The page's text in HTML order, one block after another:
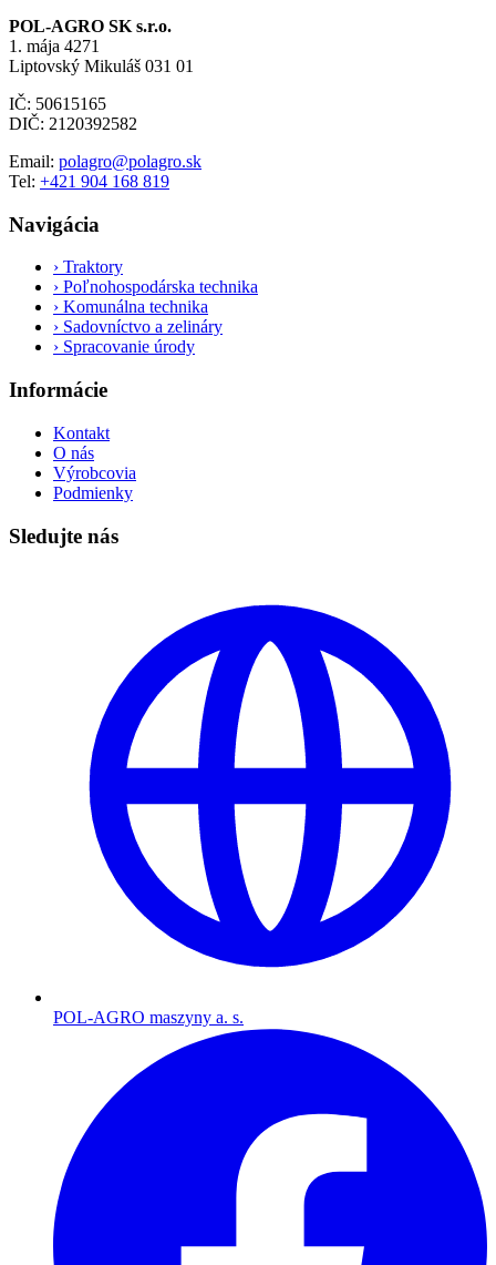
POL-AGRO SK s.r.o.
1. mája 4271
Liptovský Mikuláš 031 01
IČ: 50615165
DIČ: 2120392582
Email: polagro@polagro.sk
Tel: +421 904 168 819
Navigácia
› Traktory
› Poľnohospodárska technika
› Komunálna technika
› Sadovníctvo a zelináry
› Spracovanie úrody
Informácie
Kontakt
O nás
Výrobcovia
Podmienky
Sledujte nás
POL-AGRO maszyny a. s.